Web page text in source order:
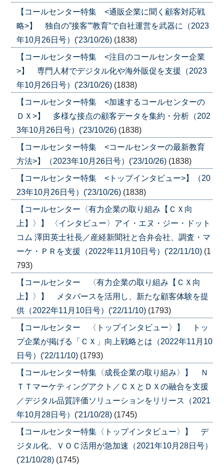
【コールセンター特集 <通販企業に聞く顧客対応戦
略>】 独自の”接客””教育”で自社運営を武器に（2023
年10月26日号）('23/10/26) (1838)
【コールセンター特集 <注目のコールセンター企業
>】 専門人材でデジタル化や海外販促を支援（2023
年10月26日号）('23/10/26) (1838)
【コールセンター特集 <加速するコールセンターの
ＤＸ>】 多様な接点の顧客データを集約・分析（202
3年10月26日号）('23/10/26) (1838)
【コールセンター特集 <コールセンターの最新教育
方法>】（2023年10月26日号）('23/10/26) (1838)
【コールセンター特集 <トップインタビュー>】（20
23年10月26日号）('23/10/26) (1838)
【コールセンター〈有力企業の取り組み【ＣＸ向
上】〉】 〈インタビュー〉アイ・エヌ・ジー・ドット
コム 澤田英士社長／産経新聞社と合弁会社、調査・マ
ーケ・ＰＲを支援（2022年11月10日号）('22/11/10) (1
793)
【コールセンター 〈有力企業の取り組み【ＣＸ向
上】〉】 メタバースを活用し、新たな顧客体験を提
供（2022年11月10日号）('22/11/10) (1793)
【コールセンター 〈トップインタビュー〉】 トッ
プ企業が掲げる「ＣＸ」向上戦略とは（2022年11月10
日号）('22/11/10) (1793)
【コールセンター特集〈成長企業の取り組み〉】 Ｎ
ＴＴマーケティングアクト／ＣＸとＤＸの融合を支援
／デジタル品質評価ソリューションをリリース（2021
年10月28日号）('21/10/28) (1745)
【コールセンター特集〈トップインタビュー〉】 デ
ジタル化、ＶＯＣ活用が急加速（2021年10月28日号）
('21/10/28) (1745)